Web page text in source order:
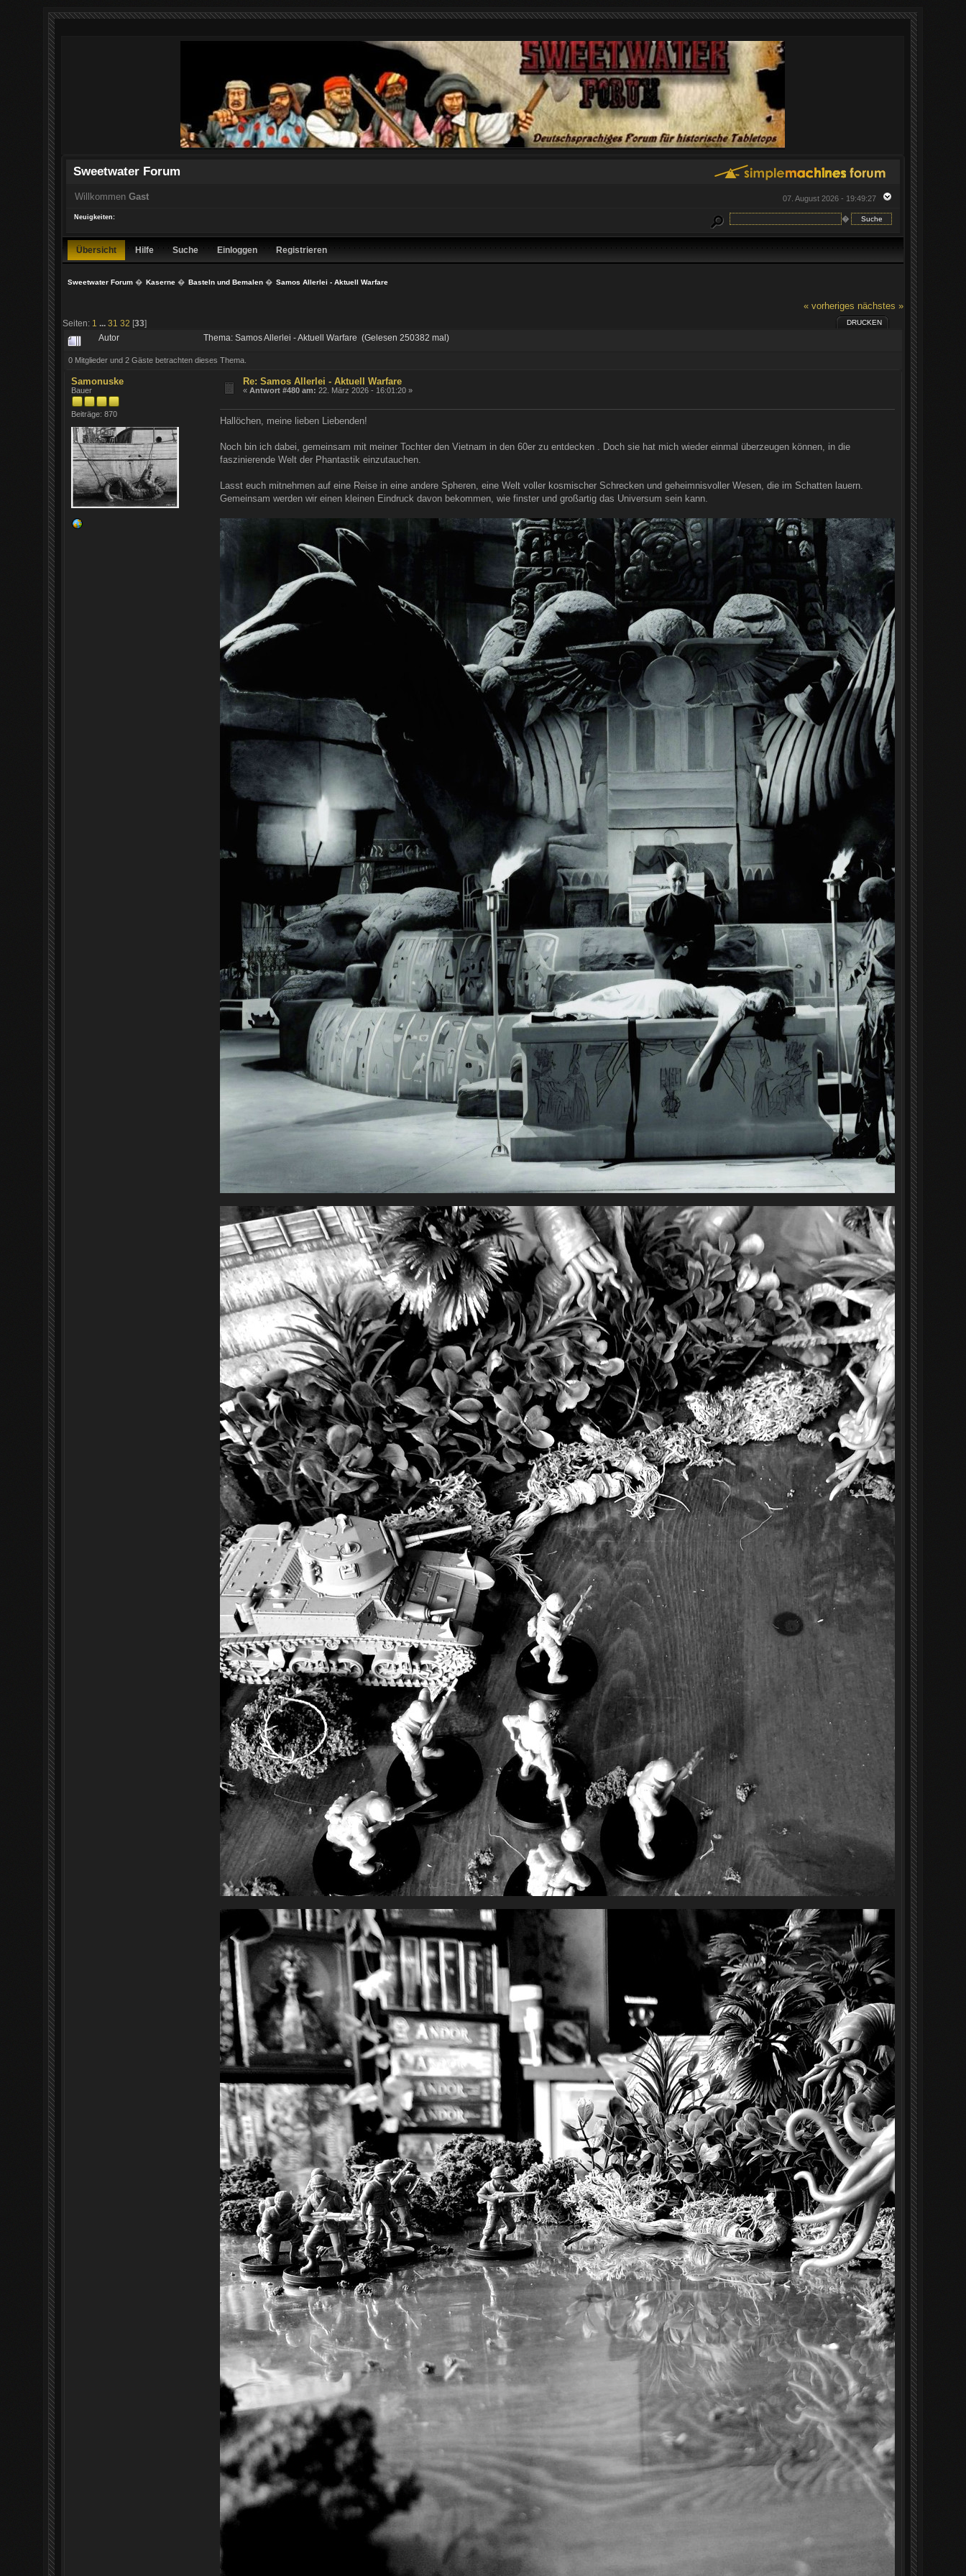
Sweetwater Forum
07. August 2026 - 19:49:27
Willkommen Gast
�
Neuigkeiten:
Übersicht Hilfe Suche Einloggen Registrieren
Sweetwater Forum� Kaserne� Basteln und Bemalen� Samos Allerlei - Aktuell Warfare
« vorheriges nächstes »
Seiten: 1 ...31 32 [33] DRUCKEN
Autor Thema: Samos Allerlei - Aktuell Warfare (Gelesen 250382 mal)
0 Mitglieder und 2 Gäste betrachten dieses Thema.
Samonuske
Bauer
Beiträge: 870
Re: Samos Allerlei - Aktuell Warfare
«Antwort #480 am: 22. März 2026 - 16:01:20 »
Hallöchen, meine lieben Liebenden!
Noch bin ich dabei, gemeinsam mit meiner Tochter den Vietnam in den 60er zu entdecken . Doch sie hat mich wieder einmal überzeugen können, in die
faszinierende Welt der Phantastik einzutauchen.
Lasst euch mitnehmen auf eine Reise in eine andere Spheren, eine Welt voller kosmischer Schrecken und geheimnisvoller Wesen, die im Schatten lauern.
Gemeinsam werden wir einen kleinen Eindruck davon bekommen, wie finster und großartig das Universum sein kann.